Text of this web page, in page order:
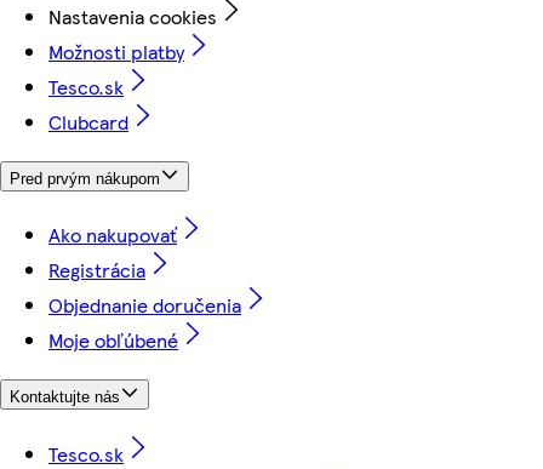
Nastavenia cookies
Možnosti platby
Tesco.sk
Clubcard
Pred prvým nákupom
Ako nakupovať
Registrácia
Objednanie doručenia
Moje obľúbené
Kontaktujte nás
Tesco.sk